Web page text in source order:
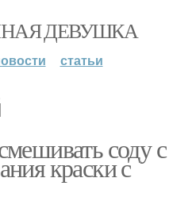
ДЕВУШКА
статьи
соду с
краски с